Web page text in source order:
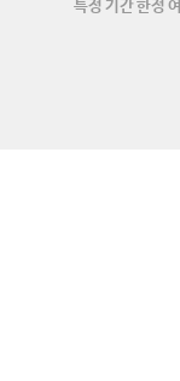
특정 기간 한정